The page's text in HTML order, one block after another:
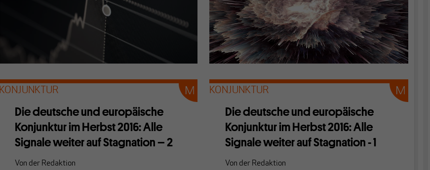
KONJUNKTUR
Die deutsche und europäische
Konjunktur im Herbst 2016: Alle
Signale weiter auf Stagnation – 2
Von der Redaktion
KONJUNKTUR
Die deutsche und europäische
Konjunktur im Herbst 2016: Alle
Signale weiter auf Stagnation - 1
Von der Redaktion